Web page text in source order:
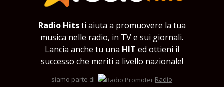
Radio Hitsti aiuta a promuovere la tua
musica nelle radio, in TV e sui giornali.
Lancia anche tu una HIT ed ottieni il
successo che meriti a livello nazionale!
siamo parte di
Radio